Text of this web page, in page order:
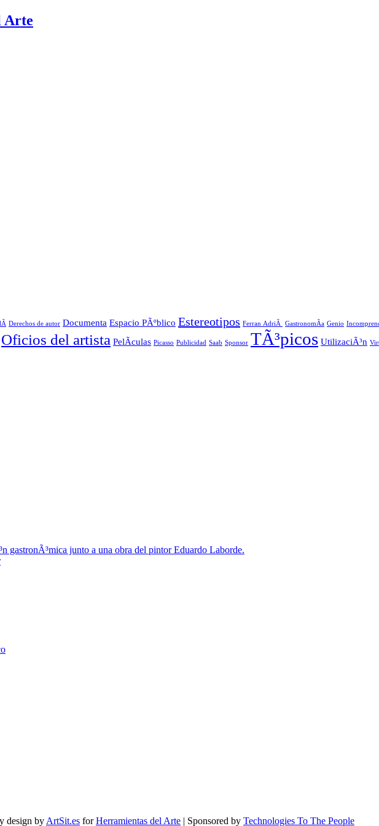
Arte
Derechos de autor Documenta Espacio PÃºblico Estereotipos Ferran AdriÃ GastronomÃ­a Genio
Oficios del artista PelÃ­culas Picasso Publicidad Saab Sponsor TÃ³picos UtilizaciÃ³n
gastronÃ³mica junto a una obra del pintor Eduardo Laborde.
design by ArtSit.es forHerramientas del Arte | Sponsored by Technologies To The People